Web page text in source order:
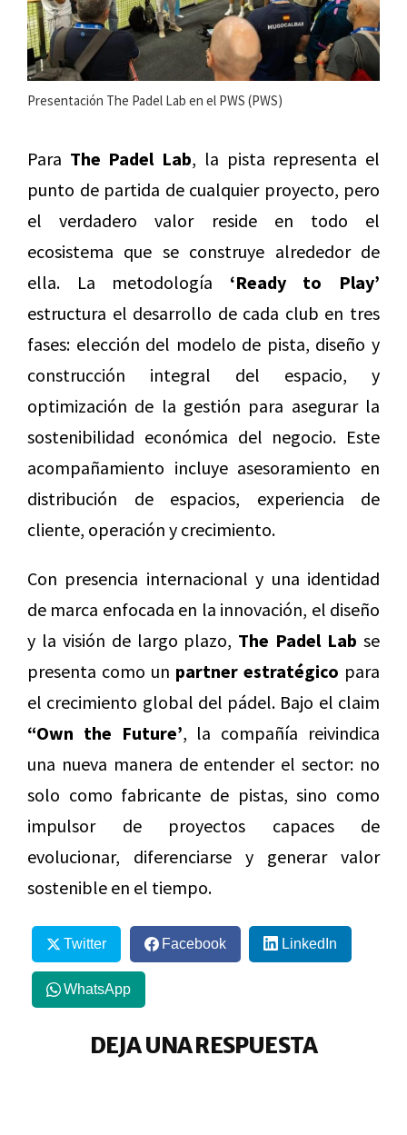
Presentación The Padel Lab en el PWS (PWS)
Para The Padel Lab, la pista representa el
punto de partida de cualquier proyecto, pero
el verdadero valor reside en todo el
ecosistema que se construye alrededor de
ella. La metodología ‘Ready to Play’
estructura el desarrollo de cada club en tres
fases: elección del modelo de pista, diseño y
construcción integral del espacio, y
optimización de la gestión para asegurar la
sostenibilidad económica del negocio. Este
acompañamiento incluye asesoramiento en
distribución de espacios, experiencia de
cliente, operación y crecimiento.
Con presencia internacional y una identidad
de marca enfocada en la innovación, el diseño
y la visión de largo plazo, The Padel Lab se
presenta como un partner estratégico para
el crecimiento global del pádel. Bajo el claim
“Own the Future’, la compañía reivindica
una nueva manera de entender el sector: no
solo como fabricante de pistas, sino como
impulsor de proyectos capaces de
evolucionar, diferenciarse y generar valor
sostenible en el tiempo.
Twitter Facebook LinkedIn
WhatsApp
DEJA UNA RESPUESTA